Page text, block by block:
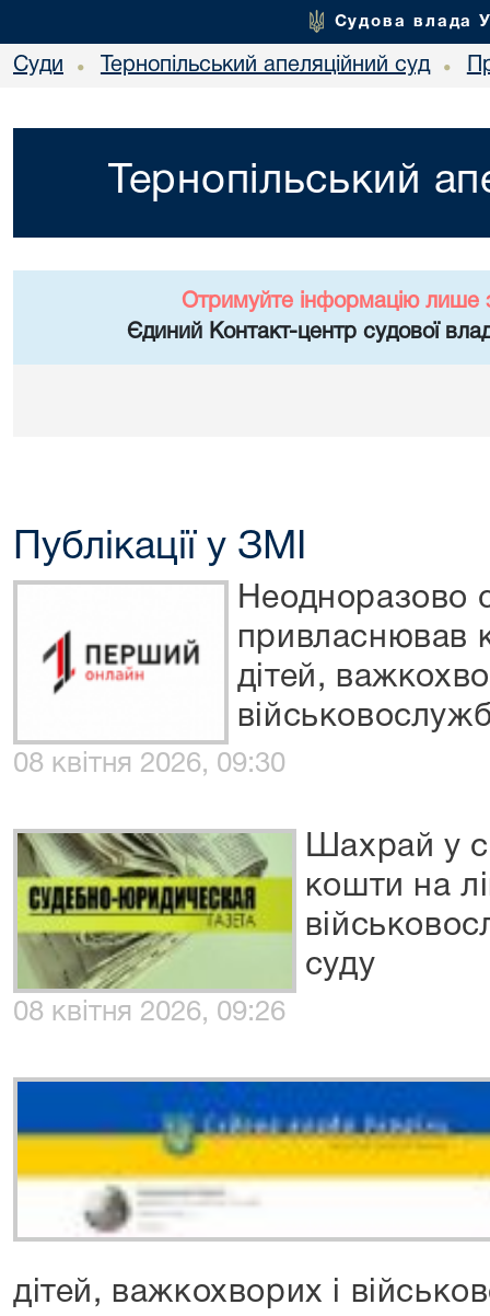
Судова влада
Суди • Тернопільський апеляційний суд •
Тернопільський
Отримуйте інформацію лише
Єдиний Контакт-центр судової
Публікації у ЗМІ
Неодноразово
привласнював
дітей,
08 квітня 2026, 09:30
Шахрай у
кошти на
суду
08 квітня 2026, 09:26
дітей, важкохворих і